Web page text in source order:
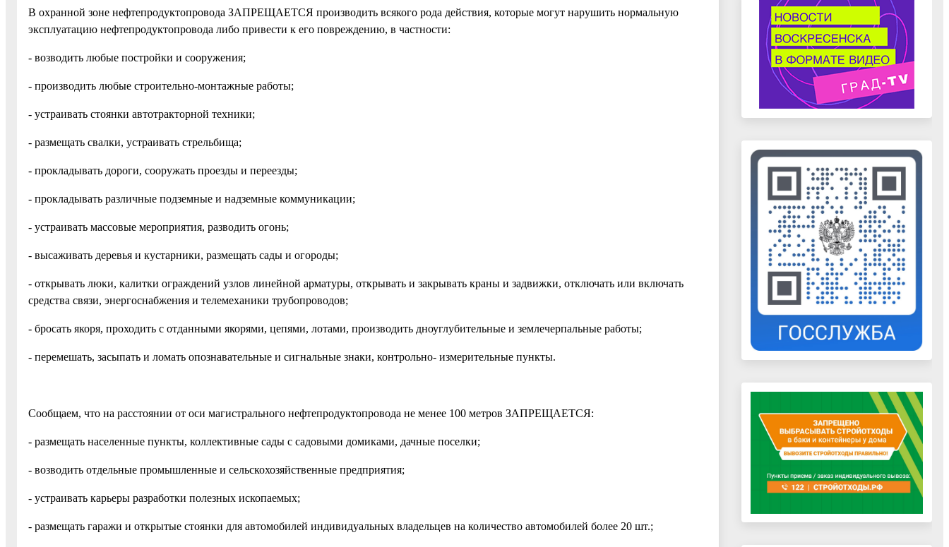
В охранной зоне нефтепродуктопровода ЗАПРЕЩАЕТСЯ производить всякого рода действия, которые могут нарушить нормальную
эксплуатацию нефтепродуктопровода либо привести к его повреждению, в частности:
- возводить любые постройки и сооружения;
- производить любые строительно-монтажные работы;
- устраивать стоянки автотракторной техники;
- размещать свалки, устраивать стрельбища;
- прокладывать дороги, сооружать проезды и переезды;
- прокладывать различные подземные и надземные коммуникации;
- устраивать массовые мероприятия, разводить огонь;
- высаживать деревья и кустарники, размещать сады и огороды;
- открывать люки, калитки ограждений узлов линейной арматуры, открывать и закрывать краны и задвижки, отключать или включать
средства связи, энергоснабжения и телемеханики трубопроводов;
- бросать якоря, проходить с отданными якорями, цепями, лотами, производить дноуглубительные и землечерпальные работы;
- перемешать, засыпать и ломать опознавательные и сигнальные знаки, контрольно- измерительные пункты.
Сообщаем, что на расстоянии от оси магистрального нефтепродуктопровода не менее 100 метров ЗАПРЕЩАЕТСЯ:
- размещать населенные пункты, коллективные сады с садовыми домиками, дачные поселки;
- возводить отдельные промышленные и сельскохозяйственные предприятия;
- устраивать карьеры разработки полезных ископаемых;
- размещать гаражи и открытые стоянки для автомобилей индивидуальных владельцев на количество автомобилей более 20 шт.;